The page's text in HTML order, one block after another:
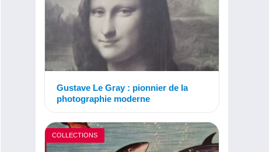
Gustave Le Gray : pionnier de la
photographie moderne
COLLECTIONS